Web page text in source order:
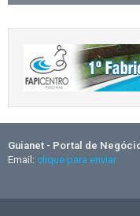
Guianet - Portal de
Email: clique para enviar